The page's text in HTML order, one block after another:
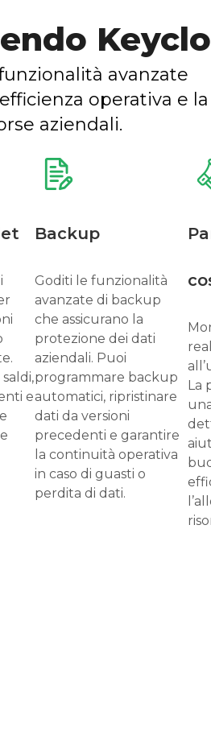
avanzate
operativa e la
aziendali.
e
Backup
Goditi le funzionalità
avanzate di backup
che assicurano la
protezione dei dati
aziendali. Puoi
programmare backup
automatici, ripristinare
dati da versioni
precedenti e garantire
la continuità operativa
in caso di guasti o
perdita di dati.
La